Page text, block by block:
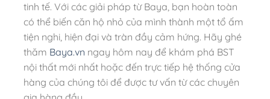
tinh tế. Với các giải pháp từ Baya, bạn hoàn toàn
có thể biến căn hộ nhỏ của mình thành một tổ ấm
tiện nghi, hiện đại và tràn đầy cảm hứng. Hãy ghé
thăm Baya.vn ngay hôm nay để khám phá BST
nội thất mới nhất hoặc đến trực tiếp hệ thống cửa
hàng của chúng tôi để được tư vấn từ các chuyên